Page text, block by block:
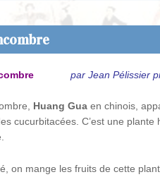
par Jean Pélissier
Huang Gua en chinois,
cucurbitacées. C’est une plante
on mange les fruits de cette